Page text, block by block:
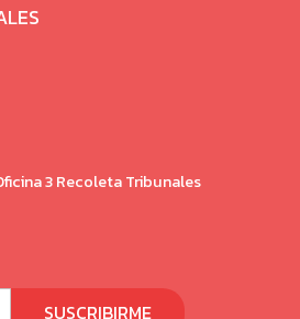
3 Recoleta Tribunales
SUSCRIBIRME